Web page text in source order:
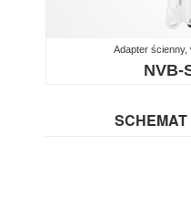
Adapter
NVB-